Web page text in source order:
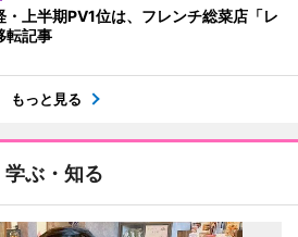
・上半期PV1位は、フレンチ総菜店「レ
転記事
もっと見る
学ぶ・知る